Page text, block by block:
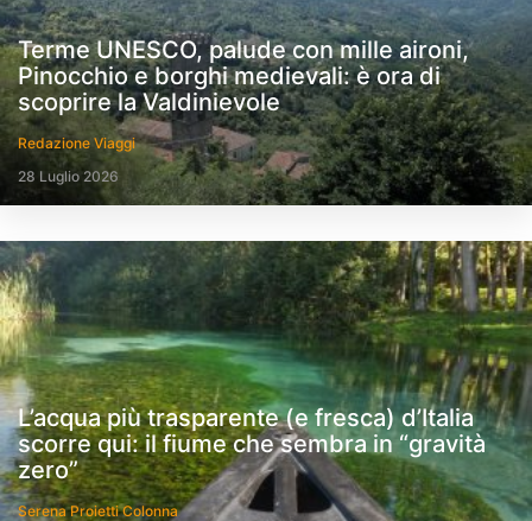
Terme UNESCO, palude con mille aironi,
Pinocchio e borghi medievali: è ora di
scoprire la Valdinievole
Redazione Viaggi
28 Luglio 2026
L’acqua più trasparente (e fresca) d’Italia
scorre qui: il fiume che sembra in “gravità
zero”
Serena Proietti Colonna